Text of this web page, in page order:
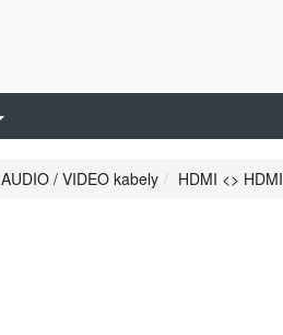
AUDIO / VIDEO kabely HDMI <> HDMI